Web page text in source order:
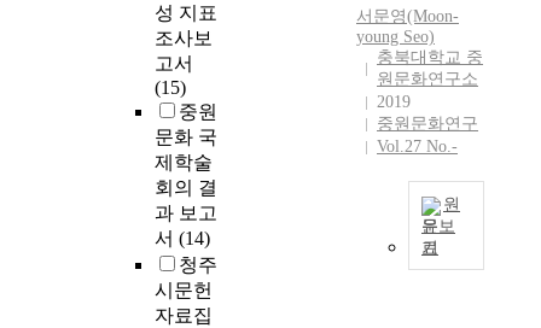
성 지표
조사보
고서
(15)
중원
문화 국
제학술
회의 결
과 보고
서 (14)
청주
시문헌
자료집
서문영(Moon-
young Seo)
충북대학교 중
원문화연구소
2019
중원문화연구
Vol.27 No.-
원
문보
기